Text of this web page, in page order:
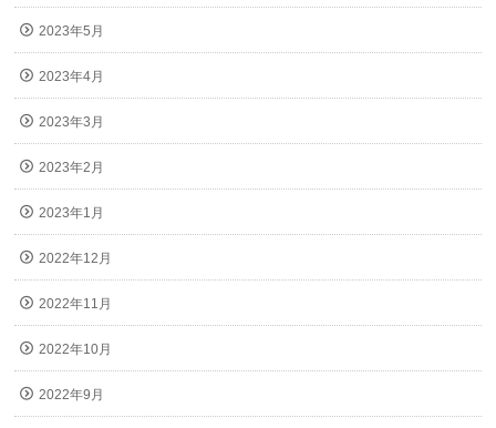
2023年5月
2023年4月
2023年3月
2023年2月
2023年1月
2022年12月
2022年11月
2022年10月
2022年9月